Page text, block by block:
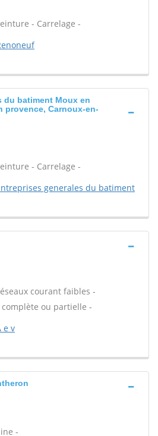
- Carrelage -
du batiment Moux en
provence, Carnoux-en-
- Carrelage -
generales du batiment
courant faibles -
ou partielle -
e v
-